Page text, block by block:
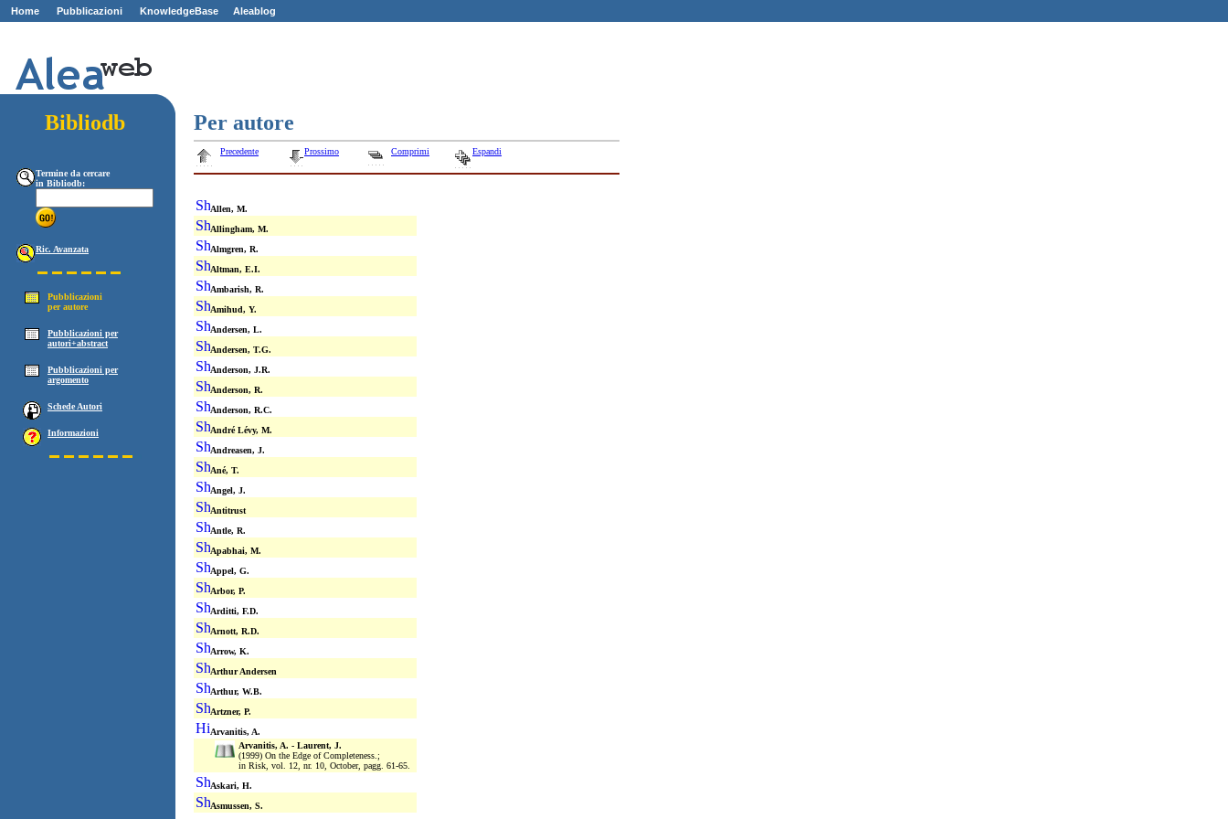
Home Pubblicazioni KnowledgeBase Aleablog
Bibliodb Per autore
Termine da cercare
in Bibliodb:
Ric. Avanzata
Pubblicazioni
per autore
Pubblicazioni per
autori+abstract
Pubblicazioni per
argomento
Schede Autori
Informazioni
Precedente Prossimo Comprimi Espandi
Allen, M.
Allingham, M.
Almgren, R.
Altman, E.I.
Ambarish, R.
Amihud, Y.
Andersen, L.
Andersen, T.G.
Anderson, J.R.
Anderson, R.
Anderson, R.C.
André Lévy, M.
Andreasen, J.
Ané, T.
Angel, J.
Antitrust
Antle, R.
Apabhai, M.
Appel, G.
Arbor, P.
Arditti, F.D.
Arnott, R.D.
Arrow, K.
Arthur Andersen
Arthur, W.B.
Artzner, P.
Arvanitis, A.
Arvanitis, A. - Laurent, J.
(1999) On the Edge of Completeness.;
in Risk, vol. 12, nr. 10, October, pagg. 61-65.
Askari, H.
Asmussen, S.